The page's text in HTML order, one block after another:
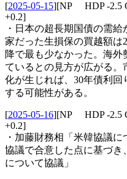
[2025-05-15][NP HDP -2.5
+0.2]
・日本の超長期国債の需
家だった生損保の買越額は
降で最も少なかった。海外
ているとの見方が広がる
化が生じれば、30年債利
する可能性がある。
[2025-05-16][NP HDP -2.5
+0.2]
・加藤財務相「米韓協議
協議で合意した点に基づき
について協議」